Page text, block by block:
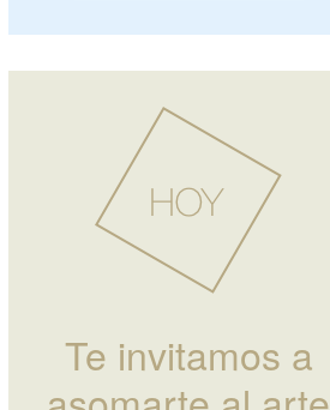
Te invitamos a